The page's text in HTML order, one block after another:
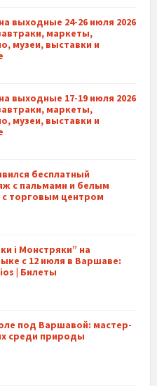
выходные 24-26 июля 2026
маркеты,
музеи, выставки и
выходные 17-19 июля 2026
маркеты,
музеи, выставки и
бесплатный
с пальмами и белым
торговым центром
і Монстряки” на
с 12 июля в Варшаве:
| Билеты
под Варшавой: мастер-
среди природы